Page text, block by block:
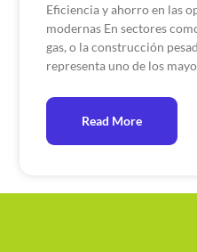
Eficiencia y ahorro en las
modernas En sectores
gas, o la construcción
representa uno de los
Read More